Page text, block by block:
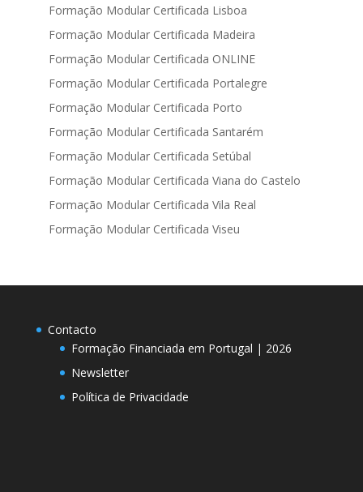
Formação Modular Certificada Lisboa
Formação Modular Certificada Madeira
Formação Modular Certificada ONLINE
Formação Modular Certificada Portalegre
Formação Modular Certificada Porto
Formação Modular Certificada Santarém
Formação Modular Certificada Setúbal
Formação Modular Certificada Viana do Castelo
Formação Modular Certificada Vila Real
Formação Modular Certificada Viseu
Contacto
Formação Financiada em Portugal | 2026
Newsletter
Política de Privacidade